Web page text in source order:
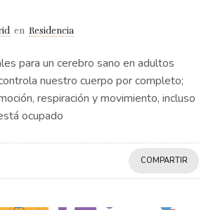
en Residencia
para un cerebro sano en adultos
nuestro cuerpo por completo;
respiración y movimiento, incluso
ocupado
COMPARTIR